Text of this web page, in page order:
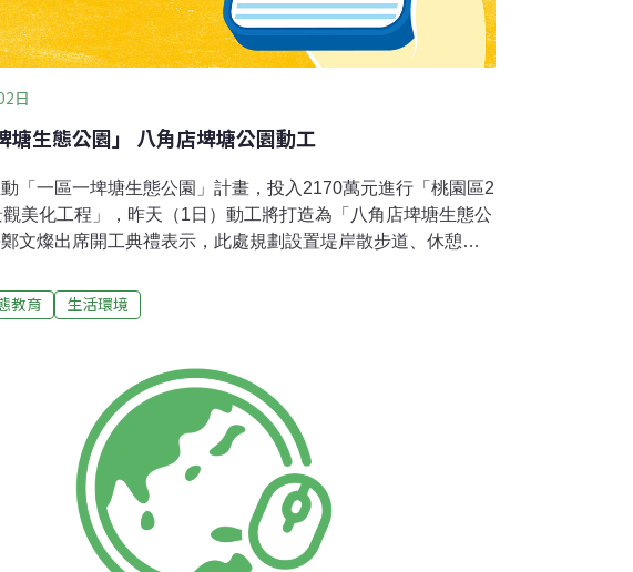
日
塘生態公園」 八角店埤塘公園動工
「一區一埤塘生態公園」計畫，投入2170萬元進行「桃園區2
美化工程」，昨天（1日）動工將打造為「八角店埤塘生態公
文燦出席開工典禮表示，此處規劃設置堤岸散步道、休憩涼
具有在地文化、生態教育及休閒遊憩的綠色埤塘樂園。市府
務局代理局長黃治峯表示， 位在永安路1143巷18號旁的2之
道，同時建置水生植物造型的休憩涼亭及景觀高燈，方便市民
另考量永安路1143巷道路狹窄，工程也規劃以懸臂式擋土牆設
、劃設標線等，讓前來運動休閒的市民更安全。黃治峯說，這
會保留周邊防風林，並在步道旁種植苦楝、烏臼及流蘇等常見
配種植落羽松、楓香及昭和櫻及杜鵑、扶桑等灌木，營造多
教育 生活環境